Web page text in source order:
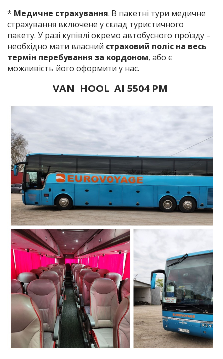
* Медичне страхування. В пакетні тури медичне
страхування включене у склад туристичного
пакету. У разі купівлі окремо автобусного проїзду –
необхідно мати власний страховий поліс на весь
термін перебування за кордоном, або є
можливість його оформити у нас.
VAN HOOL АІ 5504 РМ